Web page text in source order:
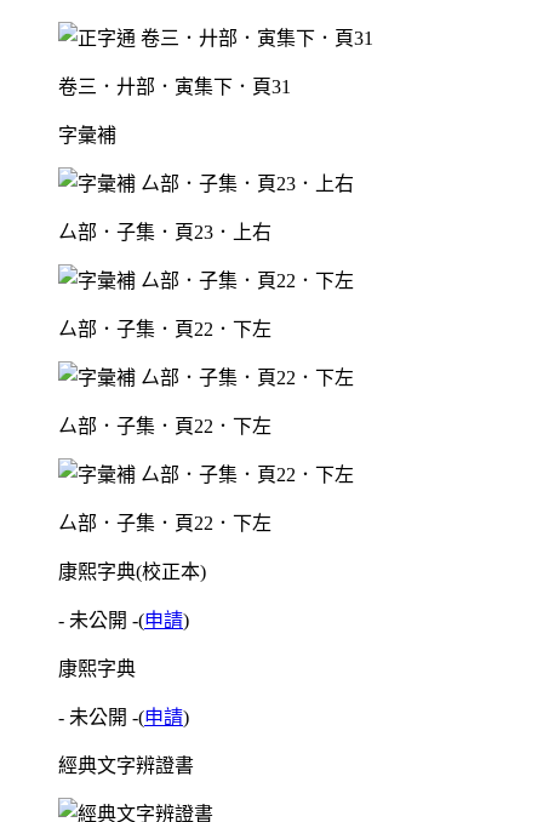
卷三．廾部．寅集下．頁31
字彙補
厶部．子集．頁23．上右
厶部．子集．頁22．下左
厶部．子集．頁22．下左
厶部．子集．頁22．下左
康熙字典(校正本)
- 未公開 -(申請)
康熙字典
- 未公開 -(申請)
經典文字辨證書